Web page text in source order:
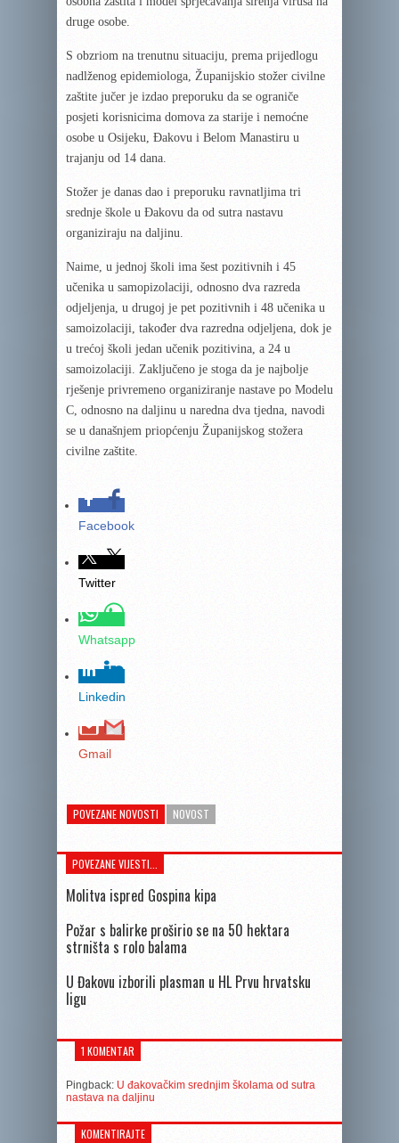
druge osobe.
S obzriom na trenutnu situaciju, prema prijedlogu
nadlženog epidemiologa, Županijskio stožer civilne
zaštite jučer je izdao preporuku da se ograniče
posjeti korisnicima domova za starije i nemoćne
osobe u Osijeku, Đakovu i Belom Manastiru u
trajanju od 14 dana.
Stožer je danas dao i preporuku ravnatljima tri
srednje škole u Đakovu da od sutra nastavu
organiziraju na daljinu.
Naime, u jednoj školi ima šest pozitivnih i 45
učenika u samopizolaciji, odnosno dva razreda
odjeljenja, u drugoj je pet pozitivnih i 48 učenika u
samoizolaciji, također dva razredna odjeljena, dok je
u trećoj školi jedan učenik pozitivina, a 24 u
samoizolaciji. Zaključeno je stoga da je najbolje
rješenje privremeno organiziranje nastave po Modelu
C, odnosno na daljinu u naredna dva tjedna, navodi
se u današnjem priopćenju Županijskog stožera
civilne zaštite.
Facebook
Twitter
Whatsapp
Linkedin
Gmail
POVEZANE NOVOSTI NOVOST
POVEZANE VIJESTI...
Molitva ispred Gospina kipa
Požar s balirke proširio se na 50 hektara
strništa s rolo balama
U Đakovu izborili plasman u HL Prvu hrvatsku
ligu
1 KOMENTAR
Pingback: U đakovačkim srednjim školama od sutra
nastava na daljinu
KOMENTIRAJTE